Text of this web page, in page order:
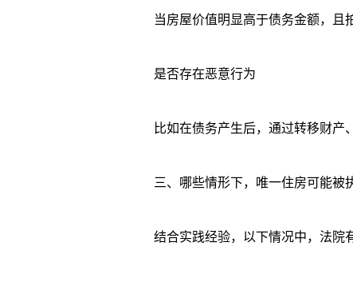
当房屋价值明显高于债务金额，且拍
是否存在恶意行为
比如在债务产生后，通过转移财产、
三、哪些情形下，唯一住房可能被执
结合实践经验，以下情况中，法院有